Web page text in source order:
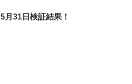
5月31日検証結果！